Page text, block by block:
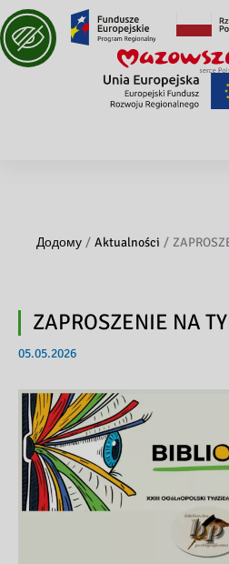
Додому Aktualności
ZAPROSZENIE NA
05.05.2026